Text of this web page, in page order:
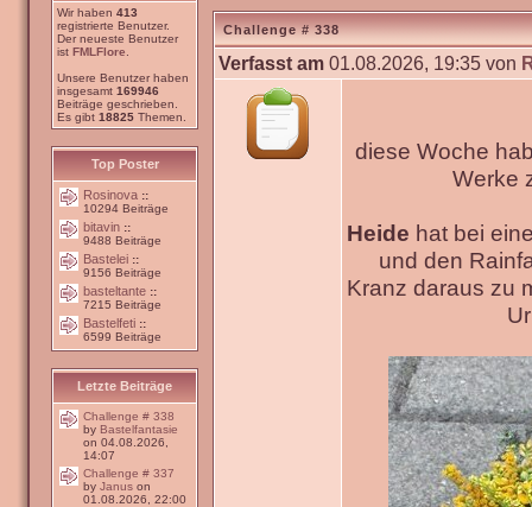
Wir haben 413
registrierte Benutzer.
Der neueste Benutzer
ist FMLFlore
Unsere Benutzer haben
insgesamt 169946
Beiträge geschrieben.
Es gibt 18825 Themen.
Top Poster
Rosinova ::
10294 Beiträge
bitavin ::
9488 Beiträge
Bastelei ::
9156 Beiträge
basteltante ::
7215 Beiträge
Bastelfeti ::
6599 Beiträge
Letzte Beiträge
Challenge # 338
by Bastelfantasie
on 04.08.2026,
14:07
Challenge # 337
by Janus on
01.08.2026, 22:00
Challenge # 338
Verfasst am 01.08.2026, 19:35 von
diese Woche
Werke
Heide hat bei
und den
Kranz daraus zu